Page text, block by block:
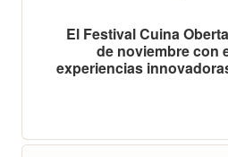
El Festival Cuina
de noviembre con
experiencias